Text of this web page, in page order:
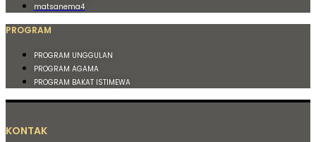
matsanema4
PROGRAM
PROGRAM UNGGULAN
PROGRAM AGAMA
PROGRAM BAKAT ISTIMEWA
KONTAK